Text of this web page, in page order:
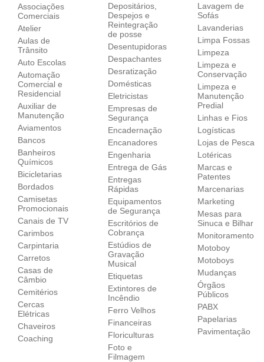
Associações
Comerciais
Atelier
Aulas de
Trânsito
Auto Escolas
Automação
Comercial e
Residencial
Auxiliar de
Manutenção
Aviamentos
Bancos
Banheiros
Químicos
Bicicletarias
Bordados
Camisetas
Promocionais
Canais de TV
Carimbos
Carpintaria
Carretos
Casas de
Câmbio
Cemitérios
Cercas
Elétricas
Chaveiros
Coaching
Depositários,
Despejos e
Reintegração
de posse
Desentupidoras
Despachantes
Desratização
Domésticas
Eletricistas
Empresas de
Segurança
Encadernação
Encanadores
Engenharia
Entrega de Gás
Entregas
Rápidas
Equipamentos
de Segurança
Escritórios de
Cobrança
Estúdios de
Gravação
Musical
Etiquetas
Extintores de
Incêndio
Ferro Velhos
Financeiras
Floriculturas
Foto e
Filmagem
Lavagem de
Sofás
Lavanderias
Limpa Fossas
Limpeza
Limpeza e
Conservação
Limpeza e
Manutenção
Predial
Linhas e Fios
Logísticas
Lojas de Pesca
Lotéricas
Marcas e
Patentes
Marcenarias
Marketing
Mesas para
Sinuca e Bilhar
Monitoramento
Motoboy
Motoboys
Mudanças
Órgãos
Públicos
PABX
Papelarias
Pavimentação